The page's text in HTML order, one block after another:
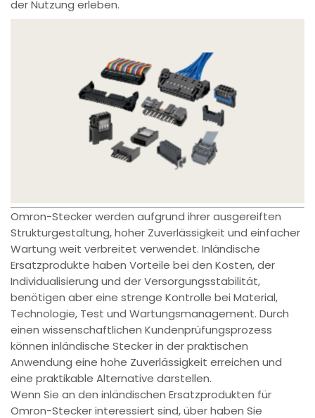
der Nutzung erleben.
Omron-Stecker werden aufgrund ihrer ausgereiften
Strukturgestaltung, hoher Zuverlässigkeit und einfacher
Wartung weit verbreitet verwendet. Inländische
Ersatzprodukte haben Vorteile bei den Kosten, der
Individualisierung und der Versorgungsstabilität,
benötigen aber eine strenge Kontrolle bei Material,
Technologie, Test und Wartungsmanagement. Durch
einen wissenschaftlichen Kundenprüfungsprozess
können inländische Stecker in der praktischen
Anwendung eine hohe Zuverlässigkeit erreichen und
eine praktikable Alternative darstellen.
Wenn Sie an den inländischen Ersatzprodukten für
Omron-Stecker interessiert sind, über haben Sie